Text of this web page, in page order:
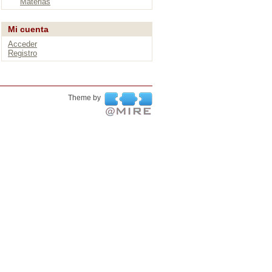
Mi cuenta
Acceder
Registro
Theme by